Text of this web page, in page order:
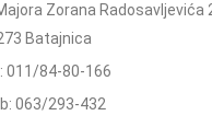
Zorana Radosavljevića
Batajnica
011/84-80-166
063/293-432